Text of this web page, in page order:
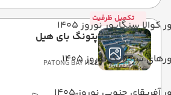
کوالا سنگاپور نوروز 1405
سریلانکا نوروز 1405
تکمیل ظرفیت
پتونگ بای هیل
PATONG BAY HILL